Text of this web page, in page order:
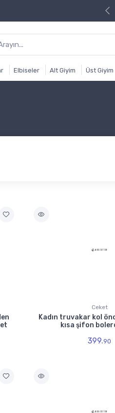
ve üzeri alışverişinizde kargo bedava
Elbiseler Alt Giyim Üst Giyim
Ceket
Kadın truvakar kol
kısa şifon
399.90